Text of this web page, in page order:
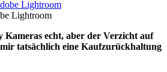
Lightroom
Kameras echt, aber der Verzicht auf
tatsächlich eine Kaufzurückhaltung